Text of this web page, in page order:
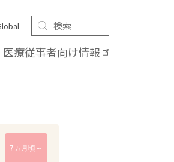
医療従事者向け情報
7ヵ月頃～